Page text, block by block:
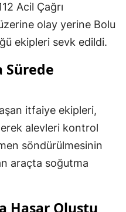
Acil Çağrı
olay yerine Bolu
ekipleri sevk edildi.
Sürede
itfaiye ekipleri,
alevleri kontrol
söndürülmesinin
araçta soğutma
Hasar Oluştu